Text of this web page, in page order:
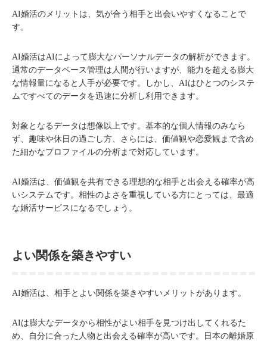
AI婚活のメリットは、気が合う相手と出会いやすくなることで
す。
AI婚活はAIによって膨大なパーソナルデータの解析ができます。
通常のデータベース管理は人間が行いますが、能力を超える膨大
な情報量になると人手が必要です。しかし、AIはひとつのシステ
ムですべてのデータを迅速に分析し利用できます。
対象となるデータは想像以上です。基本的な個人情報のみなら
ず、趣味や休日の過ごし方、さらには、価値観や恋愛観まで含め
た細かなプロファイルの分析まで対応しています。
AI婚活は、価値観を共有できる理想的な相手と出会える確率が高
いシステムです。相性のよさを重視している方にとっては、最適
な婚活サービスになるでしょう。
よい関係を築きやすい
AI婚活は、相手とよい関係を築きやすいメリットがあります。
AIは膨大なデータから相性がよい相手を見つけ出してくれるた
め、自分に合った人物と出会える確率が高いです。日本の離婚原